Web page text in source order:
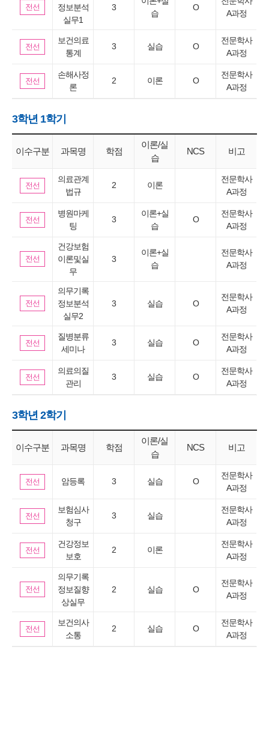
전선
정보분석
실무1
3
습
O
A과정
전선
보건의료
통계
3 실습 O
전문학사
A과정
전선
손해사정
론
2 이론 O
전문학사
A과정
3학년 1학기
이수구분 과목명 학점
이론/실
습
NCS 비고
전선
의료관계
법규
2 이론
전문학사
A과정
전선
병원마케
팅
3
이론+실
습
O
전문학사
A과정
전선
건강보험
이론및실
무
3
이론+실
습
전문학사
A과정
전선
의무기록
정보분석
실무2
3 실습 O
전문학사
A과정
전선
질병분류
세미나
3 실습 O
전문학사
A과정
전선
의료의질
관리
3 실습 O
전문학사
A과정
3학년 2학기
이수구분 과목명 학점
이론/실
습
NCS 비고
전선 암등록 3 실습 O
전문학사
A과정
전선
보험심사
청구
3 실습
전문학사
A과정
전선
건강정보
보호
2 이론
전문학사
A과정
전선
의무기록
정보질향
상실무
2 실습 O
전문학사
A과정
전선
보건의사
소통
2 실습 O
전문학사
A과정